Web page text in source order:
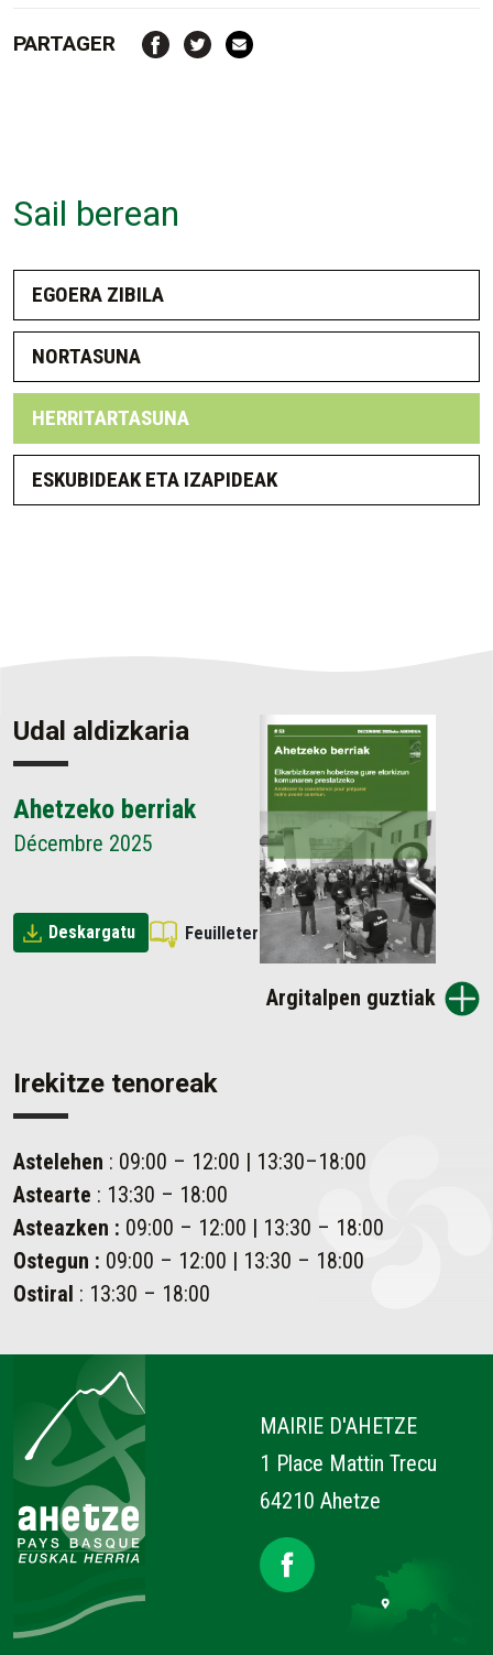
PARTAGER
Sail berean
EGOERA ZIBILA
NORTASUNA
HERRITARTASUNA
ESKUBIDEAK ETA IZAPIDEAK
Udal aldizkaria
Ahetzeko berriak
Décembre 2025
Deskargatu Feuilleter
Argitalpen guztiak
Irekitze tenoreak
Astelehen : 09:00 – 12:00 | 13:30–18:00
Astearte : 13:30 – 18:00
Asteazken : 09:00 – 12:00 | 13:30 – 18:00
Ostegun : 09:00 – 12:00 | 13:30 – 18:00
Ostiral : 13:30 – 18:00
MAIRIE D'AHETZE
1 Place Mattin Trecu
64210 Ahetze